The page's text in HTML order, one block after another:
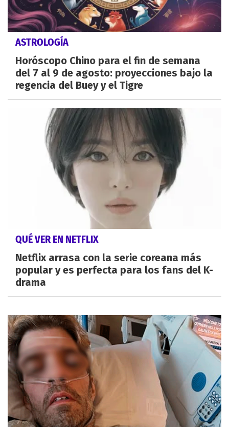
ASTROLOGÍA
Horóscopo Chino para el fin de semana
del 7 al 9 de agosto: proyecciones bajo la
regencia del Buey y el Tigre
QUÉ VER EN NETFLIX
Netflix arrasa con la serie coreana más
popular y es perfecta para los fans del K-
drama